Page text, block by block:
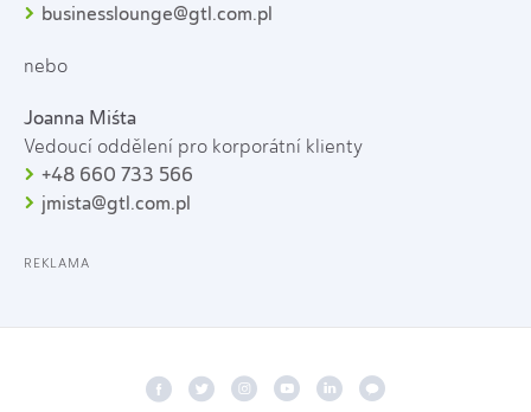
businesslounge@gtl.com.pl
nebo
Joanna Miśta
Vedoucí oddělení pro korporátní klienty
+48 660 733 566
jmista@gtl.com.pl
REKLAMA